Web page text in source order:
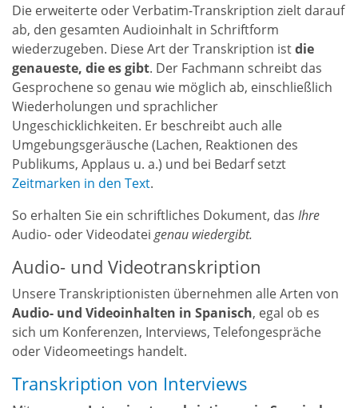
Die erweiterte oder Verbatim-Transkription zielt darauf
ab, den gesamten Audioinhalt in Schriftform
wiederzugeben. Diese Art der Transkription istdie
genaueste, die es gibt. Der Fachmann schreibt das
Gesprochene so genau wie möglich ab, einschließlich
Wiederholungen und sprachlicher
Ungeschicklichkeiten. Er beschreibt auch alle
Umgebungsgeräusche (Lachen, Reaktionen des
Publikums, Applaus u. a.) und bei Bedarf setzt
Zeitmarken in den Text.
So erhalten Sie ein schriftliches Dokument, das Ihre
Audio- oder Videodatei genau wiedergibt.
Audio- und Videotranskription
Unsere Transkriptionisten übernehmen alle Arten von
Audio- und Videoinhalten in Spanisch, egal ob es
sich um Konferenzen, Interviews, Telefongespräche
oder Videomeetings handelt.
Transkription von Interviews